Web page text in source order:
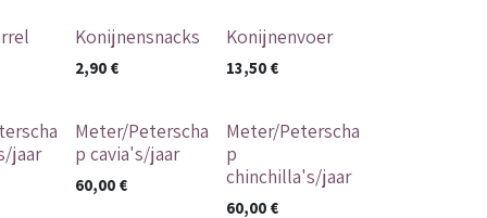
Konijnensnacks
2,90€
Konijnenvoer
13,50€
jaar
Meter/Peterscha
p cavia's/jaar
60,00€
Meter/Peterscha
p
chinchilla's/jaar
60,00€